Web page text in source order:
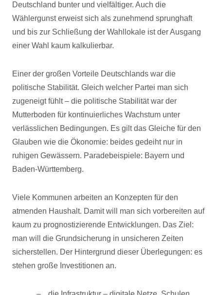
Deutschland bunter und vielfältiger. Auch die
Wählergunst erweist sich als zunehmend sprunghaft
und bis zur Schließung der Wahllokale ist der Ausgang
einer Wahl kaum kalkulierbar.
Einer der großen Vorteile Deutschlands war die
politische Stabilität. Gleich welcher Partei man sich
zugeneigt fühlt – die politische Stabilität war der
Mutterboden für kontinuierliches Wachstum unter
verlässlichen Bedingungen. Es gilt das Gleiche für den
Glauben wie die Ökonomie: beides gedeiht nur in
ruhigen Gewässern. Paradebeispiele: Bayern und
Baden-Württemberg.
Viele Kommunen arbeiten an Konzepten für den
atmenden Haushalt. Damit will man sich vorbereiten auf
kaum zu prognostizierende Entwicklungen. Das Ziel:
man will die Grundsicherung in unsicheren Zeiten
sicherstellen. Der Hintergrund dieser Überlegungen: es
stehen große Investitionen an.